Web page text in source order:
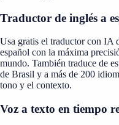
Traductor de inglés a
Usa gratis el traductor con IA
español con la máxima
mundo. También traduce de
de Brasil y a más de 200
tono y el contexto.
Voz a texto en tiempo